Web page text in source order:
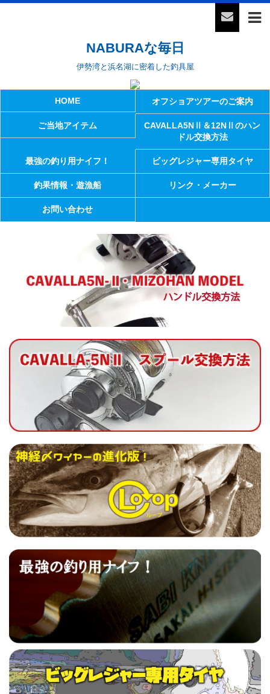
NABURAな毎日
伊勢湾と浜名湖に密着した釣具屋
HOME オフショアツアーのご案内
ご当地アイテム
CAVALLA5NⅡ＆12NⅡのハン
ドル交換方法
最強の釣り用ナイフ！ ビッグレジャー専用タイヤ
釣果情報・遊漁船 リンク・メーカー
お問い合わせ